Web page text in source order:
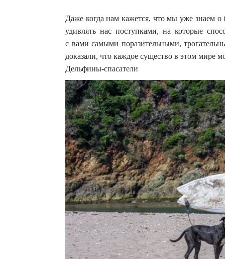
Даже когда нам кажется, что мы уже знаем
удивлять нас поступками, на которые
с вами самыми поразительными,
доказали, что каждое существо в этом мире
Дельфины-спасатели